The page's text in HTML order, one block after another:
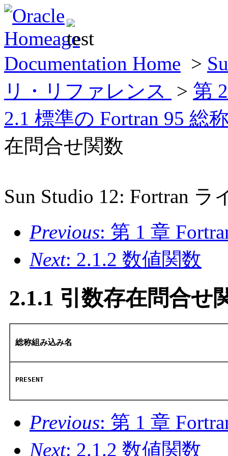
Documentation Home >
リ・リファレンス
> 第
2.1 標準の Fortran 95 総
在問合せ関数
Sun Studio 12: Fortran
Previous: 第 1 章
Next: 2.1.2 数値関数
2.1.1 引数存在問合せ
総称組み込み名
PRESENT
Previous: 第 1 章
Next: 2.1.2 数値関数